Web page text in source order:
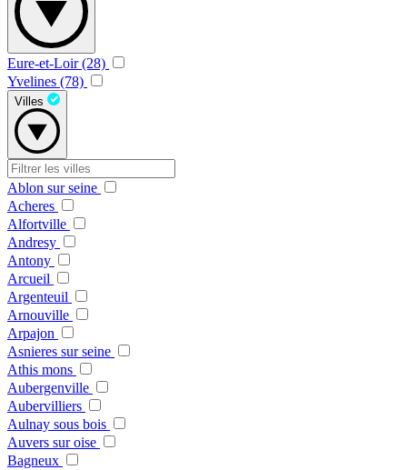
Eure-et-Loir (28)
Yvelines (78)
Villes
Ablon sur seine
Acheres
Alfortville
Andresy
Antony
Arcueil
Argenteuil
Arnouville
Arpajon
Asnieres sur seine
Athis mons
Aubergenville
Aubervilliers
Aulnay sous bois
Auvers sur oise
Bagneux